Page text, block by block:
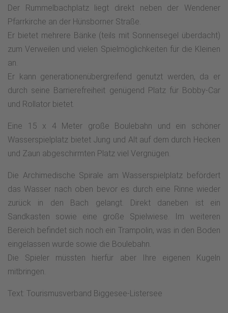
Der Rummelbachplatz liegt direkt neben der Wendener
Pfarrkirche an der Hünsborner Straße.
Er bietet mehrere Bänke (teils mit Sonnensegel überdacht)
zum Verweilen und vielen Spielmöglichkeiten für die Kleinen
an.
Er kann generationenübergreifend genutzt werden, da er
durch seine Barrierefreiheit genügend Platz für Bobby-Car
und Rollator bietet.
Eine 15 x 4 Meter große Boulebahn und ein schöner
Wasserspielplatz bietet Jung und Alt auf dem durch Hecken
und Zaun abgeschirmten Platz viel Vergnügen.
Die Archimedische Spirale am Wasserspielplatz befördert
das Wasser nach oben bevor es durch eine Rinne wieder
zurück in den Bach gelangt. Direkt daneben ist ein
Sandkasten sowie eine große Spielwiese. Im weiteren
Bereich befindet sich noch ein Trampolin, was in den Boden
eingelassen wurde sowie die Boulebahn.
Die Spieler müssten hierfür aber Ihre eigenen Kugeln
mitbringen.
Text: Tourismusverband Biggesee-Listersee